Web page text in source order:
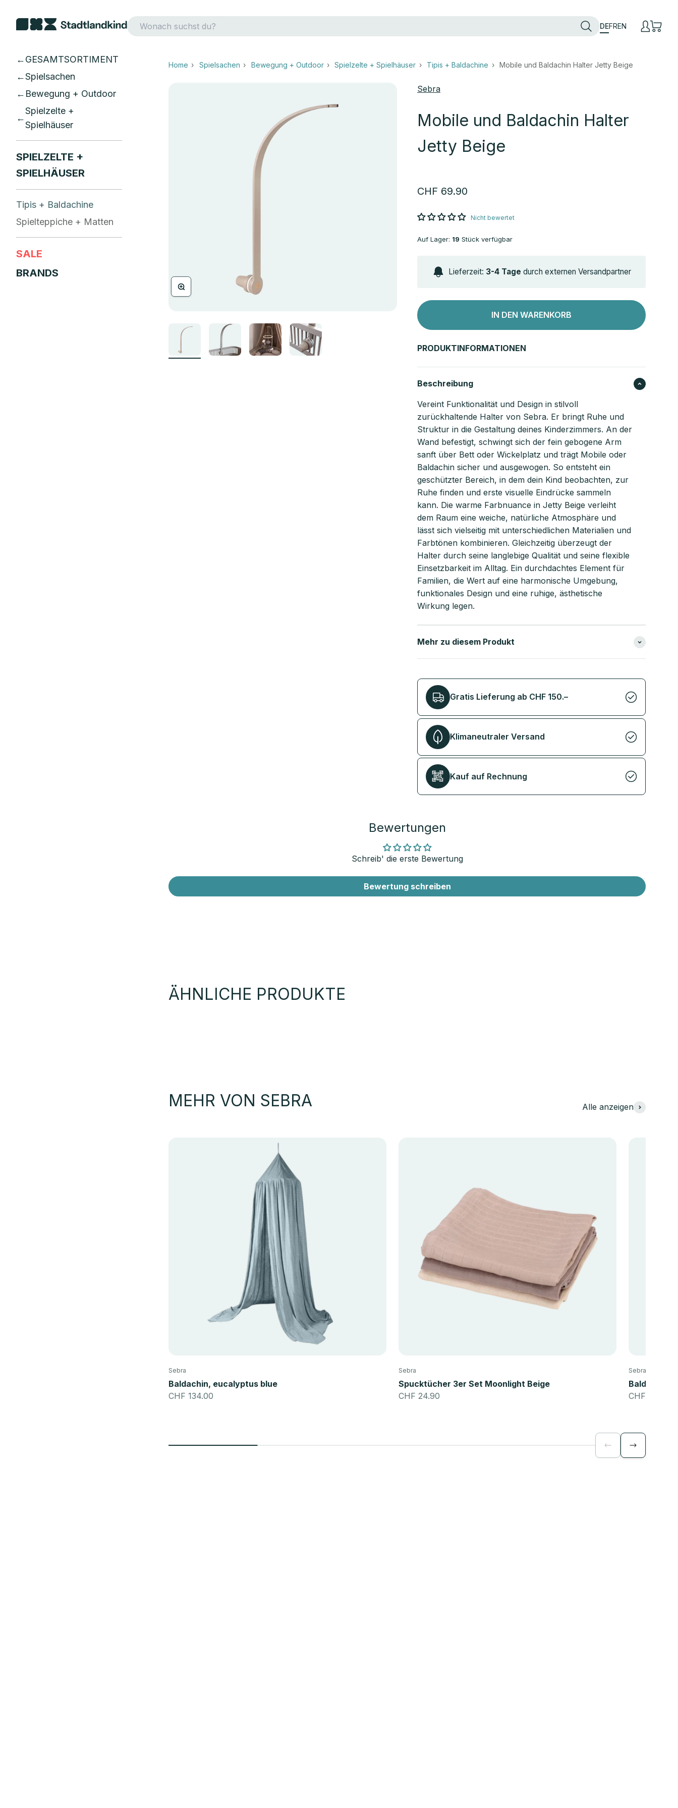
DEFREN
GESAMTSORTIMENT
Spielsachen
Bewegung + Outdoor
Spielzelte +
Spielhäuser
SPIELZELTE +
SPIELHÄUSER
Tipis + Baldachine
Spielteppiche + Matten
SALE
BRANDS
Home Spielsachen Bewegung + Outdoor Spielzelte + Spielhäuser Tipis + Baldachine Mobile und Baldachin Halter Jetty Beige
Bild vergrössern
Sebra
Mobile und Baldachin Halter
Jetty Beige
Angebot
CHF 69.90
Nicht bewertet
Auf Lager: 19 Stück verfügbar
Lieferzeit: 3-4 Tage durch externen Versandpartner
IN DEN WARENKORB
PRODUKTINFORMATIONEN
Beschreibung
Vereint Funktionalität und Design in stilvoll
zurückhaltende Halter von Sebra. Er bringt Ruhe und
Struktur in die Gestaltung deines Kinderzimmers. An der
Wand befestigt, schwingt sich der fein gebogene Arm
sanft über Bett oder Wickelplatz und trägt Mobile oder
Baldachin sicher und ausgewogen. So entsteht ein
geschützter Bereich, in dem dein Kind beobachten, zur
Ruhe finden und erste visuelle Eindrücke sammeln
kann. Die warme Farbnuance in Jetty Beige verleiht
dem Raum eine weiche, natürliche Atmosphäre und
lässt sich vielseitig mit unterschiedlichen Materialien und
Farbtönen kombinieren. Gleichzeitig überzeugt der
Halter durch seine langlebige Qualität und seine flexible
Einsetzbarkeit im Alltag. Ein durchdachtes Element für
Familien, die Wert auf eine harmonische Umgebung,
funktionales Design und eine ruhige, ästhetische
Wirkung legen.
Mehr zu diesem Produkt
Gratis Lieferung ab CHF 150.–
Klimaneutraler Versand
Kauf auf Rechnung
Bewertungen
Schreib' die erste Bewertung
Bewertung schreiben
Alle anzeigen
Sebra
Baldachin, eucalyptus blue
Angebot
CHF 134.00
Sebra
Spucktücher 3er Set Moonlight Beige
Angebot
CHF 24.90
Sebra
Baldachin,
Angebot
CHF 109.00
ZurückVor